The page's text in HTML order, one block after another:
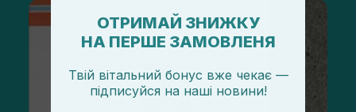
ОТРИМАЙ ЗНИЖКУ
НА ПЕРШЕ ЗАМОВЛЕНЯ
Твій вітальний бонус вже чекає —
підписуйся на наші новини!